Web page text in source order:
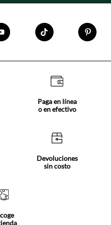
Paga en línea
o en efectivo
Devoluciones
sin costo